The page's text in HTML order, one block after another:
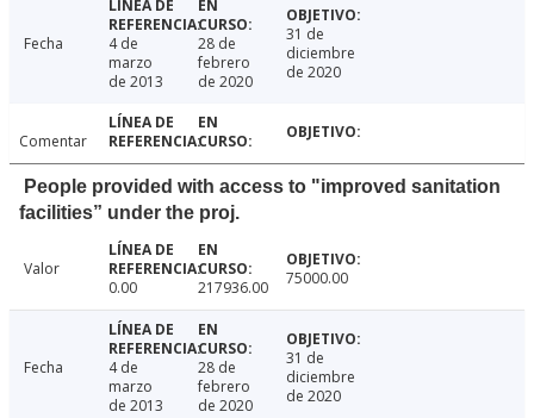
Fecha
4 de
marzo
de 2013
28 de
febrero
de 2020
31 de
diciembre
de 2020
Comentar
People provided with access to "improved sanitation
facilities” under the proj.
Valor
0.00
217936.00 75000.00
Fecha
4 de
marzo
de 2013
28 de
febrero
de 2020
31 de
diciembre
de 2020